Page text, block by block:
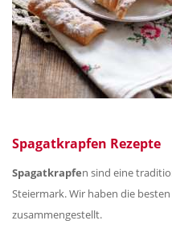
Spagatkrapfen Rezepte
Spagatkrapfen sind eine
Steiermark. Wir haben die besten
zusammengestellt.